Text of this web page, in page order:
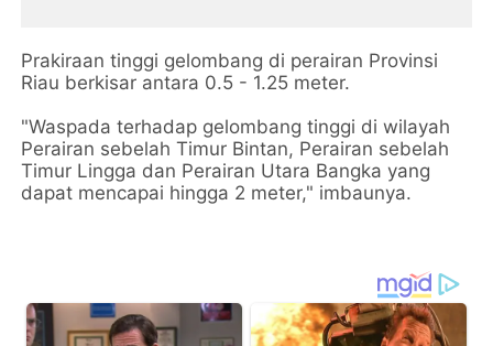
Prakiraan tinggi gelombang di perairan Provinsi
Riau berkisar antara 0.5 - 1.25 meter.
"Waspada terhadap gelombang tinggi di wilayah
Perairan sebelah Timur Bintan, Perairan sebelah
Timur Lingga dan Perairan Utara Bangka yang
dapat mencapai hingga 2 meter," imbaunya.